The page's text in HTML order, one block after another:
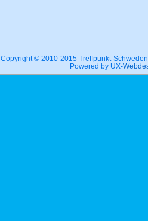
Copyright © 2010-2015 Treffpunkt-
Powered by UX-